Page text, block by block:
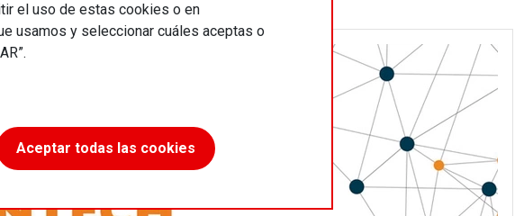
el uso de estas cookies o en
usamos y seleccionar cuáles aceptas o
Aceptar todas las cookies